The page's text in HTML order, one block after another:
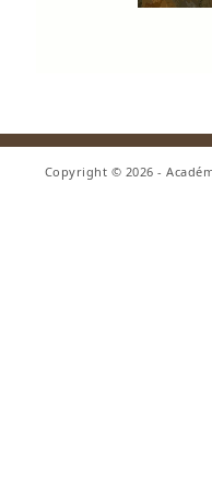
Copyright © 2026 -